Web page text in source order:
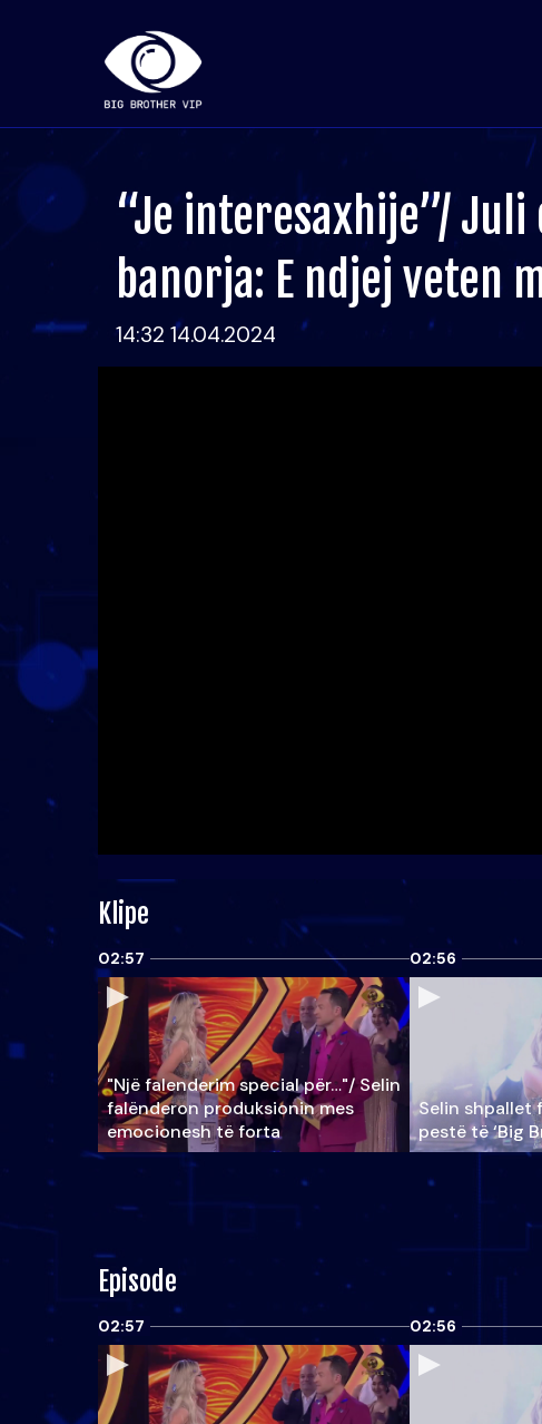
“Je interesaxhije”/ Juli
banorja: E ndjej veten
14:32 14.04.2024
Klipe
02:57
"Një falenderim special për…"/ Selin
falënderon produksionin mes
emocionesh të forta
02:56
Selin shpallet
pestë të ‘Big
Episode
02:57 02:56